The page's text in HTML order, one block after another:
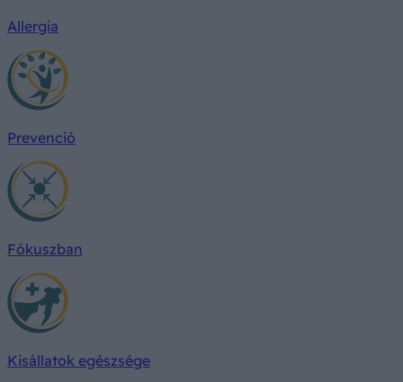
Allergia
Prevenció
Fókuszban
Kisállatok egészsége